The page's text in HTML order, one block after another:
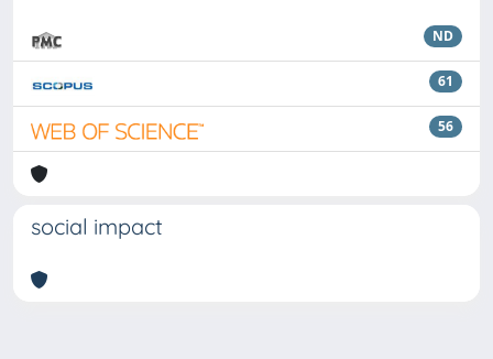
ND
61
56
social impact